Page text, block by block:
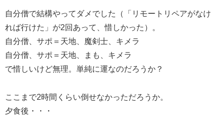
自分僧で結構やってダメでした（「リモートリペアがなけ
れば行けた」が2回あって、惜しかった）。
自分僧、サポ＝天地、魔剣士、キメラ
自分僧、サポ＝天地、まも、キメラ
で惜しいけど無理。単純に運なのだろうか？
ここまで2時間くらい倒せなかっただろうか。
夕食後・・・